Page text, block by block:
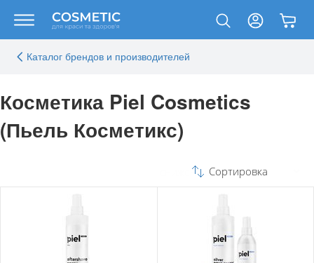
Каталог брендов и производителей
Косметика Piel Cosmetics
(Пьель Косметикс)
Сортировка